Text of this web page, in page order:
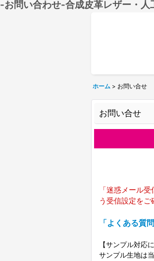
-お問い合わせ-合成皮革レザー・人
ホーム > お問い合せ
お問い合せ
「迷惑メール
う受信設定をご
「よくある質
【サンプル対応
サンプル生地は